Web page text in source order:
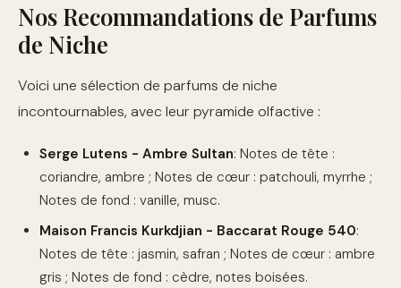
Nos Recommandations de Parfums
de Niche
Voici une sélection de parfums de niche
incontournables, avec leur pyramide olfactive :
Serge Lutens - Ambre Sultan: Notes de tête :
coriandre, ambre ; Notes de cœur : patchouli, myrrhe ;
Notes de fond : vanille, musc.
Maison Francis Kurkdjian - Baccarat Rouge 540:
Notes de tête : jasmin, safran ; Notes de cœur : ambre
gris ; Notes de fond : cèdre, notes boisées.